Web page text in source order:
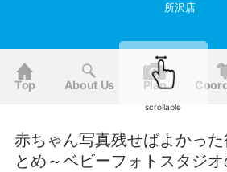
所沢店
Top About Us Plan
赤ちゃん写真残せばよかっ
とめ～ベビーフォトスタジ